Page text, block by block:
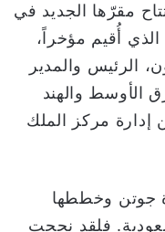
مقرّها الجديد في
أُقيم مؤخراً،
الرئيس والمدير
الأوسط والهند
إدارة مركز الملك
جوتن وخططها
فلقد نجحت